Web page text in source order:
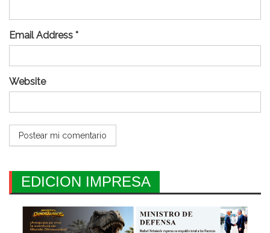
Email Address *
Website
EDICION IMPRESA